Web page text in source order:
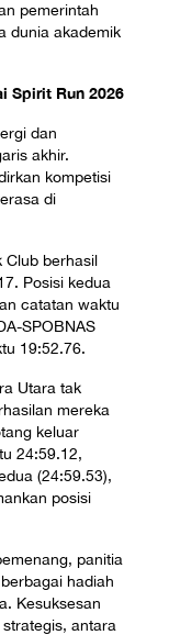
pemerintah
dunia akademik
Spirit Run 2026
dan
akhir.
kompetisi
di
Club berhasil
Posisi kedua
catatan waktu
SPOBNAS
19:52.76.
Utara tak
mereka
keluar
24:59.12,
(24:59.53),
posisi
panitia
hadiah
Kesuksesan
antara